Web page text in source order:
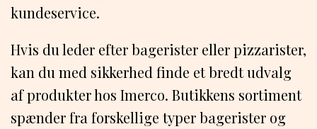
kundeservice.
Hvis du leder efter bagerister eller pizzarister,
kan du med sikkerhed finde et bredt udvalg
af produkter hos Imerco. Butikkens sortiment
spænder fra forskellige typer bagerister og